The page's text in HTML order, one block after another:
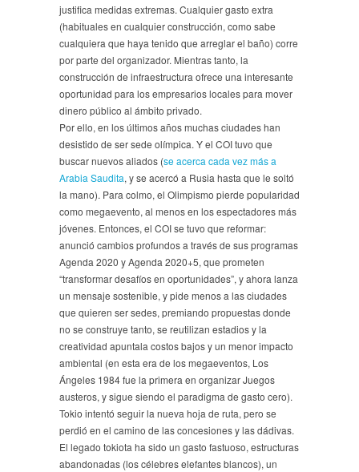
justifica medidas extremas. Cualquier gasto extra
(habituales en cualquier construcción, como sabe
cualquiera que haya tenido que arreglar el baño) corre
por parte del organizador. Mientras tanto, la
construcción de infraestructura ofrece una interesante
oportunidad para los empresarios locales para mover
dinero público al ámbito privado.
Por ello, en los últimos años muchas ciudades han
desistido de ser sede olímpica. Y el COI tuvo que
buscar nuevos aliados (se acerca cada vez más a
Arabia Saudita, y se acercó a Rusia hasta que le soltó
la mano). Para colmo, el Olimpismo pierde popularidad
como megaevento, al menos en los espectadores más
jóvenes. Entonces, el COI se tuvo que reformar:
anunció cambios profundos a través de sus programas
Agenda 2020 y Agenda 2020+5, que prometen
“transformar desafíos en oportunidades”, y ahora lanza
un mensaje sostenible, y pide menos a las ciudades
que quieren ser sedes, premiando propuestas donde
no se construye tanto, se reutilizan estadios y la
creatividad apuntala costos bajos y un menor impacto
ambiental (en esta era de los megaeventos, Los
Ángeles 1984 fue la primera en organizar Juegos
austeros, y sigue siendo el paradigma de gasto cero).
Tokio intentó seguir la nueva hoja de ruta, pero se
perdió en el camino de las concesiones y las dádivas.
El legado tokiota ha sido un gasto fastuoso, estructuras
abandonadas (los célebres elefantes blancos), un